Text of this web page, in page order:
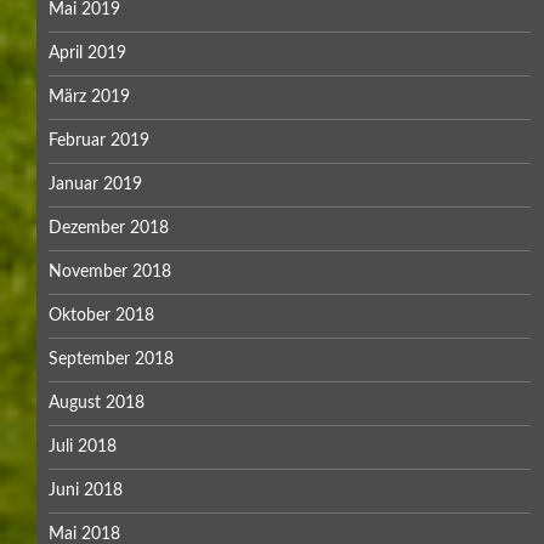
Mai 2019
April 2019
März 2019
Februar 2019
Januar 2019
Dezember 2018
November 2018
Oktober 2018
September 2018
August 2018
Juli 2018
Juni 2018
Mai 2018